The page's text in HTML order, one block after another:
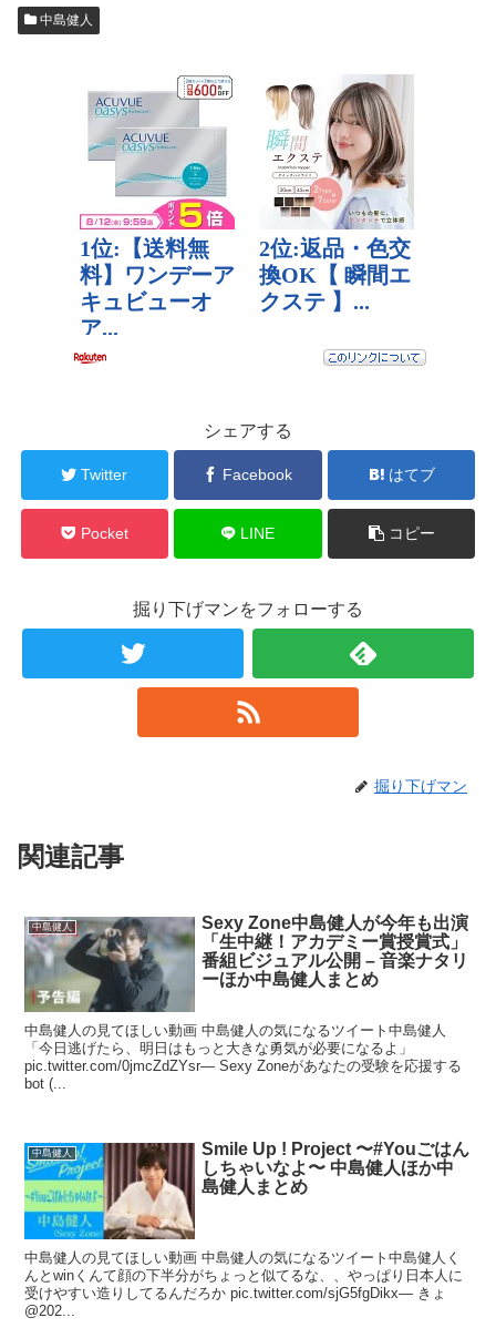
中島健人
シェアする
Twitter Facebook はてブ
Pocket LINE コピー
掘り下げマンをフォローする
掘り下げマン
関連記事
中島健人
Sexy Zone中島健人が今年も出演
「生中継！アカデミー賞授賞式」
番組ビジュアル公開 – 音楽ナタリ
ーほか中島健人まとめ
中島健人の見てほしい動画 中島健人の気になるツイート中島健人
「今日逃げたら、明日はもっと大きな勇気が必要になるよ」
pic.twitter.com/0jmcZdZYsr— Sexy Zoneがあなたの受験を応援する
bot (...
中島健人
Smile Up ! Project 〜#Youごはん
しちゃいなよ〜 中島健人ほか中
島健人まとめ
中島健人の見てほしい動画 中島健人の気になるツイート中島健人く
んとwinくんて顔の下半分がちょっと似てるな、、やっぱり日本人に
受けやすい造りしてるんだろか pic.twitter.com/sjG5fgDikx— きょ
@202...